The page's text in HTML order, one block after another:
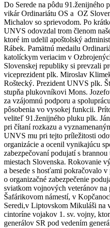
Do Serede na pôdu 91.ženijného
vikár Ordinariátu OS a OZ
Michalov so sprievodom. Po
UNVS odovzdal trom členom
ktoré im udelil apoštolský
Rábek. Pamätnú medailu
katolíckym veriacim v
Slovenskej republiky si prevzali
viceprezident plk. Miroslav
Roštecký. Prezident UNVS plk.
stupňa plukovníkovi Mons.
za vzájomnú podporu a
pôsobenia vo vysokej funkcii.
veliteľ 91.ženijného pluku plk.
pri čítaní rozkazu a
UNVS mu pri tejto príležitosti
organizácie a ocenil vynikajúcu
zabezpečovaní podujatí s
miestach Slovenska. Rokovanie
a besede s hosťami pokračovalo
o organizačné zabezpečenie
sviatkom vojnových veteránov na
Šafárikovom námestí, v
Seredi,v Liptovskom Mikuláši na
cintoríne vojakov 1. sv. vojny,
generálov SR pod vedením